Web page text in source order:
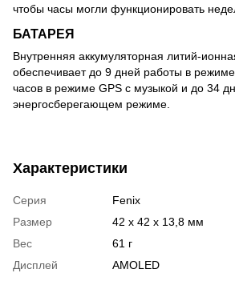
чтобы часы могли функционировать
БАТАРЕЯ
Внутренняя аккумуляторная литий-
обеспечивает до 9 дней работы в
часов в режиме GPS с музыкой и до 34
энергосберегающем режиме.
Характеристики
Серия
Fenix
Размер
42 x 42 x 13,8 мм
Вес
61 г
Дисплей
AMOLED